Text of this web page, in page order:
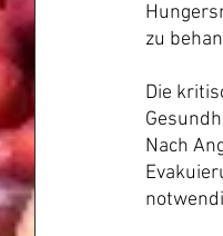
zu
Die
Nach